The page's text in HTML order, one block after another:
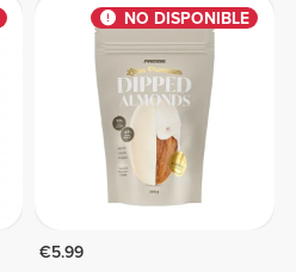
NO DISPONIBLE
€5.99